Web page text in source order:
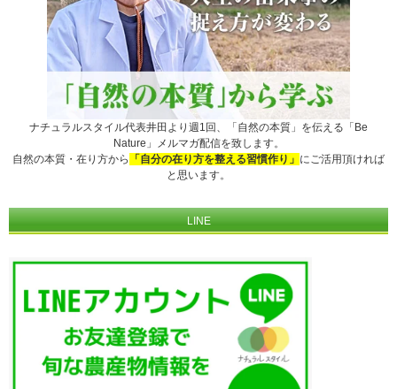
ナチュラルスタイル代表井田より週1回、「自然の本質」を伝える「Be
Nature」メルマガ配信を致します。
自然の本質・在り方から
「自分の在り方を整える習慣作り」 にご活用頂ければ
と思います。
LINE